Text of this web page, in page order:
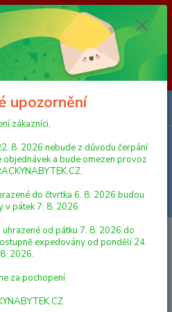
8. 8. 2026 do 23. 8. 2026 nebude z
expedice objednávek a bude omezen
Objednávky přijaté, nebo
expedovány v pátek 7. 8. 2026.
od pátku 7. 8. 2026 do neděle 23. 8.
od pondělí 24. 8. 2026. Děkujeme za
Menu
Hledat
R/C auto terénní policie 14cm 27MHz
2 barvy
C auto terénní
plná funkce
upozornění
zákazníci,
8. 2026 nebude z důvodu čerpání
a bude omezen provoz
do čtvrtka 6. 8. 2026 budou
v pátek 7. 8. 2026.
od pátku 7. 8. 2026 do
expedovány od pondělí 24.
8. 2026.
za pochopení